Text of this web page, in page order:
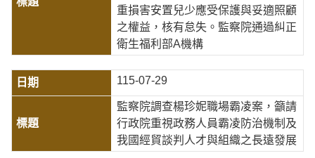
重損害安置兒少應受保護與妥適照顧
之權益，核有怠失。監察院通過糾正
衛生福利部A機構
115-07-29
監察院調查楊珍妮職場霸凌案，籲請
行政院重視政務人員霸凌防治機制及
我國經貿談判人才與組織之長遠發展